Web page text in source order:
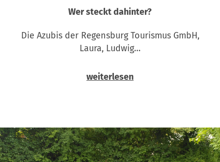
Wer steckt dahinter?
Die Azubis der Regensburg Tourismus GmbH,
Laura, Ludwig…
weiterlesen